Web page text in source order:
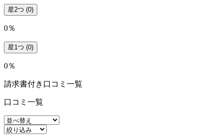
星2つ (0)
0％
星1つ (0)
0％
請求書付き口コミ一覧
口コミ一覧